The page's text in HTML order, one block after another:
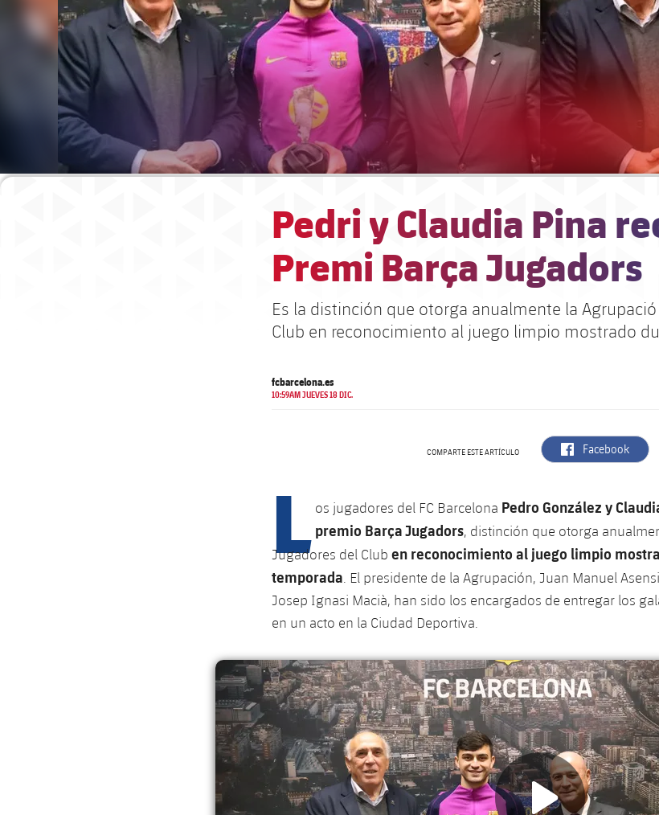
Pedri y Claudia Pina
Premi Barça Jugadors
Es la distinción que otorga anualmente la
Club en reconocimiento al juego limpio mostrado
fcbarcelona.es
10:59AM JUEVES 18 DIC.
COMPARTE ESTE ARTÍCULO Facebook
L os jugadores del FC Barcelona Pedro González y
premio Barça Jugadors, distinción que otorga
Jugadores del Club en reconocimiento al juego limpio
temporada. El presidente de la Agrupación, Juan Manuel
Josep Ignasi Macià, han sido los encargados de entregar los
en un acto en la Ciudad Deportiva.